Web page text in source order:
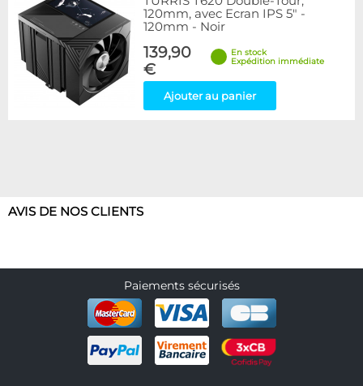
120mm, avec Ecran IPS 5" -
120mm - Noir
139,90
€
En stock
Expédition immédiate
Ajouter au panier
AVIS DE NOS CLIENTS
Paiements sécurisés